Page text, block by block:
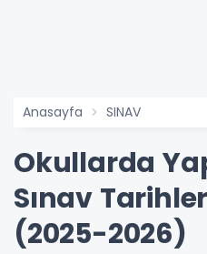
Anasayfa SINAV
Okullarda
Sınav
(2025-2026)